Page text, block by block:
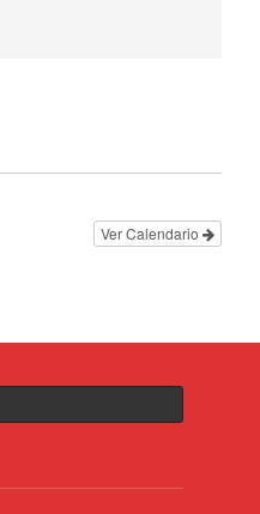
Ver Calendario